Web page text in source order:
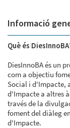
Informació
Què és
DiesInnoBA és un
com a objectiu
Social i d'Impacte,
d'Impacte a altres
través de la
foment del diàleg
d'Impacte.